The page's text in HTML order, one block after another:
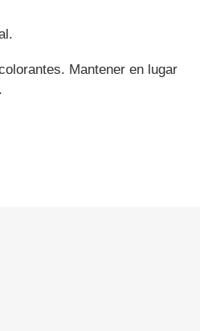
Mantener en lugar